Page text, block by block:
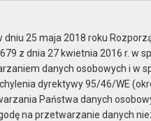
Publicznej
Gminy w Gryfinie
dniu 25 maja 2018 roku
z dnia 27 kwietnia 2016 r. w
danych osobowych i w
dyrektywy 95/46/WE
Państwa danych
na przetwarzanie danych